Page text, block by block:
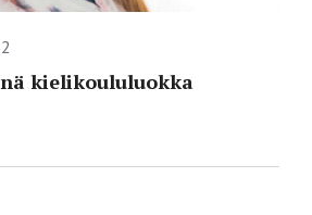
kielikoululuokka